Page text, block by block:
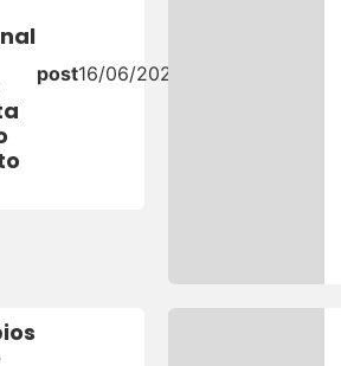
post16/06/2026